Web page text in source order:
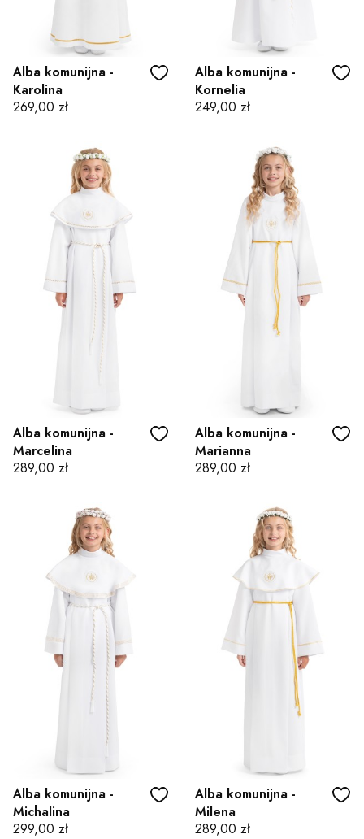
Alba komunijna -
Karolina
Cena
269,00 zł
Alba komunijna -
Kornelia
Cena
249,00 zł
Alba komunijna -
Marcelina
Cena
289,00 zł
Alba komunijna -
Marianna
Cena
289,00 zł
Alba komunijna -
Michalina
Cena
299,00 zł
Alba komunijna -
Milena
Cena
289,00 zł